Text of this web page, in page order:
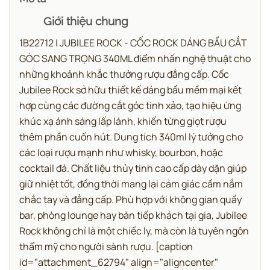
Giới thiệu chung
1B22712 | JUBILEE ROCK - CỐC ROCK DÁNG BẦU CẮT
GÓC SANG TRỌNG 340ML điểm nhấn nghệ thuật cho
những khoảnh khắc thưởng rượu đẳng cấp.Cốc
Jubilee Rock sở hữu thiết kế dáng bầu mềm mại kết
hợp cùng các đường cắt góc tinh xảo, tạo hiệu ứng
khúc xạ ánh sáng lấp lánh, khiến từng giọt rượu
thêm phần cuốn hút. Dung tích 340ml lý tưởng cho
các loại rượu mạnh như whisky, bourbon, hoặc
cocktail đá. Chất liệu thủy tinh cao cấp dày dặn giúp
giữ nhiệt tốt, đồng thời mang lại cảm giác cầm nắm
chắc tay và đẳng cấp. Phù hợp với không gian quầy
bar, phòng lounge hay bàn tiếp khách tại gia, Jubilee
Rock không chỉ là một chiếc ly, mà còn là tuyên ngôn
thẩm mỹ cho người sành rượu. [caption
id="attachment_62794" align="aligncenter"